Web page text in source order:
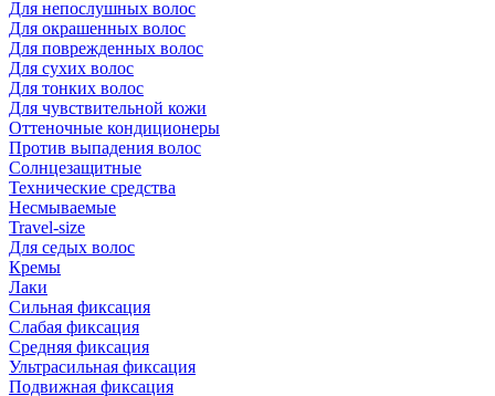
Для непослушных волос
Для окрашенных волос
Для поврежденных волос
Для сухих волос
Для тонких волос
Для чувствительной кожи
Оттеночные кондиционеры
Против выпадения волос
Солнцезащитные
Технические средства
Несмываемые
Travel-size
Для седых волос
Кремы
Лаки
Сильная фиксация
Слабая фиксация
Средняя фиксация
Ультрасильная фиксация
Подвижная фиксация